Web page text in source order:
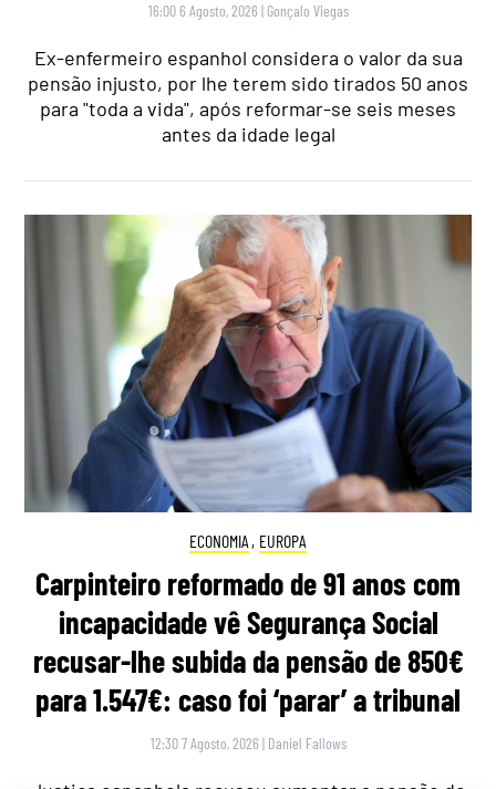
16:00 6 Agosto, 2026 | Gonçalo Viegas
Ex-enfermeiro espanhol considera o valor da sua
pensão injusto, por lhe terem sido tirados 50 anos
para "toda a vida", após reformar-se seis meses
antes da idade legal
ECONOMIA , EUROPA
Carpinteiro reformado de 91 anos com
incapacidade vê Segurança Social
recusar-lhe subida da pensão de 850€
para 1.547€: caso foi ‘parar’ a tribunal
12:30 7 Agosto, 2026 | Daniel Fallows